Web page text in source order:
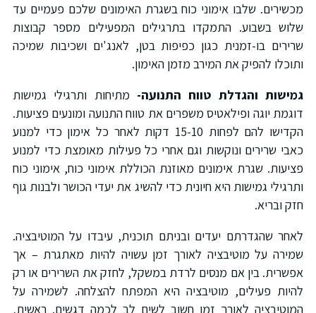
שלבו אימוני כוח בשגרת האימונים שלכם פעמיים עד
בשבוע. התמקדו בתרגילים המפעילים מספר קבוצות
בו-זמנית כגון כפיפות בטן, לאנג'ים ושכיבות שמיכה
להפיק את המירב מזמן האימון.
והגדלת טווח התנועה-מתיחות ותרגילי גמישות
יוגה ופילאטיס משפרים את טווח התנועה ומונעים פציעות.
הקדישו להם לפחות 15-10 דקות לאחר כל אימון כדי למנוע
שרירים ונוקשות וגם אחרי כל פעילות מאומצת כדי למנוע
שגרת אימונים מאוזנת הכוללת אימוני כוח, אימוני כוח
גמישות היא חיונית כדי להשיג את יעדי הכושר ולבנות גוף
ובריא.
שהגדרתם יעדים ובניתם תוכנית, עיבדו על המוטיבציה.
על מוטיבציה לאורך זמן עשויה להיות מאתגרת – אך
בין אם מנסים לרדת במשקל, לחזק את השרירים או רק
פעילים, מוטיבציה היא המפתח להצלחה. לשמירה על
לאורך זמן חשוב לשים לב לכמה דגשים. ראשית,